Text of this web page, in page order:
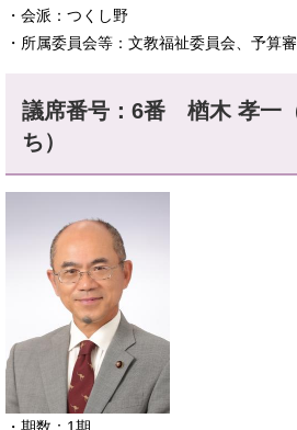
・会派：つくし野
・所属委員会等：文教福祉委員会、予算
議席番号：6番 楢木 孝一
ち）
​・期数：1期